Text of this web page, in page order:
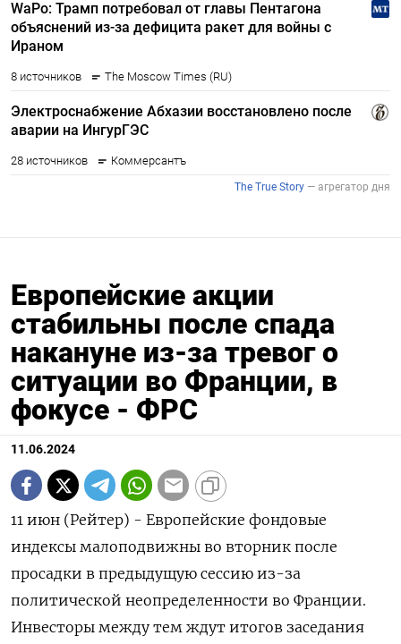
Европейские акции
стабильны после спада
накануне из-за тревог о
ситуации во Франции, в
фокусе - ФРС
11.06.2024
11 июн (Рейтер) - Европейские фондовые
индексы малоподвижны во вторник после
просадки в предыдущую сессию из-за
политической неопределенности во Франции.
Инвесторы между тем ждут итогов заседания